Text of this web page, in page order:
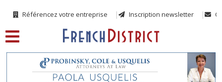
Référencez votre entreprise Inscription newsletter